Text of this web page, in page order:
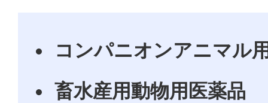
コンパニオンアニマル
畜水産用動物用医薬品